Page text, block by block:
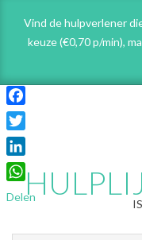
content
Vind de hulpverlener
keuze (€0,70 p/min),
Facebook
Twitter
LinkedIn
WhatsApp
Delen